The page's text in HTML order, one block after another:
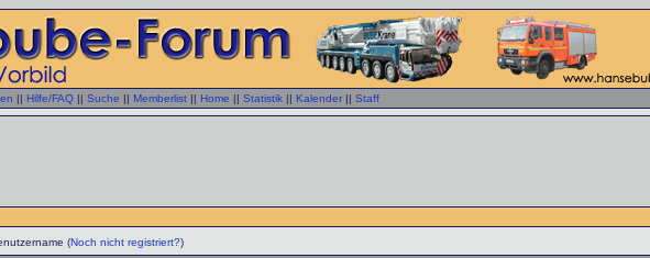
|| Hilfe/FAQ || Suche || Memberlist || Home || Statistik || Kalender || Staff
(Noch nicht registriert?)